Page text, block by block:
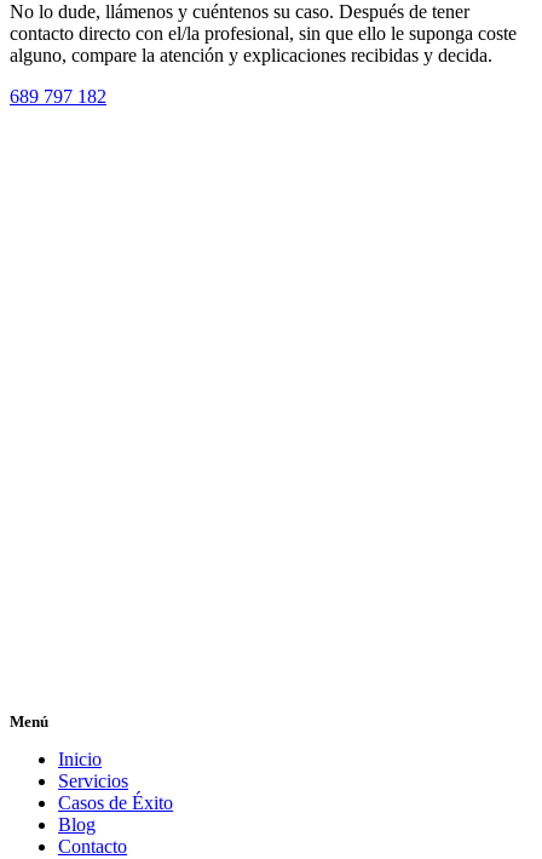
No lo dude, llámenos y cuéntenos su caso. Después de tener
contacto directo con el/la profesional, sin que ello le suponga coste
alguno, compare la atención y explicaciones recibidas y decida.
689 797 182
Menú
Inicio
Servicios
Casos de Éxito
Blog
Contacto